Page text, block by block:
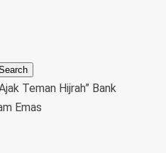
Teman Hijrah” Bank
Emas